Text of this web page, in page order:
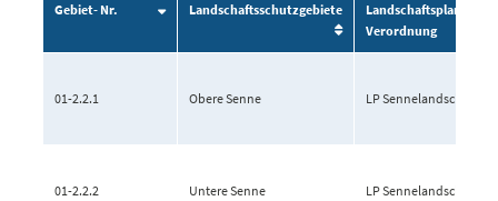
Gebiet- Nr. Landschaftsschutzgebiete
Landschaftsplan /
Verordnung
01-2.2.1 Obere Senne LP Sennelandschaft
01-2.2.2 Untere Senne LP Sennelandschaft